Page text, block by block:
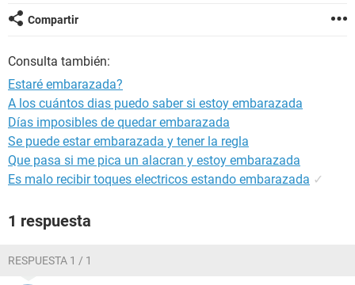
Compartir
Consulta también:
Estaré embarazada?
A los cuántos dias puedo saber si estoy embarazada
Días imposibles de quedar embarazada
Se puede estar embarazada y tener la regla
Que pasa si me pica un alacran y estoy embarazada
Es malo recibir toques electricos estando embarazada ✓
1 respuesta
RESPUESTA 1 / 1